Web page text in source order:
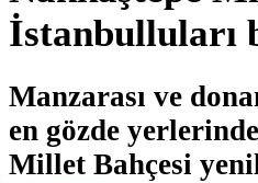
İstanbulluları
Manzarası ve
en gözde
Millet Bahçesi